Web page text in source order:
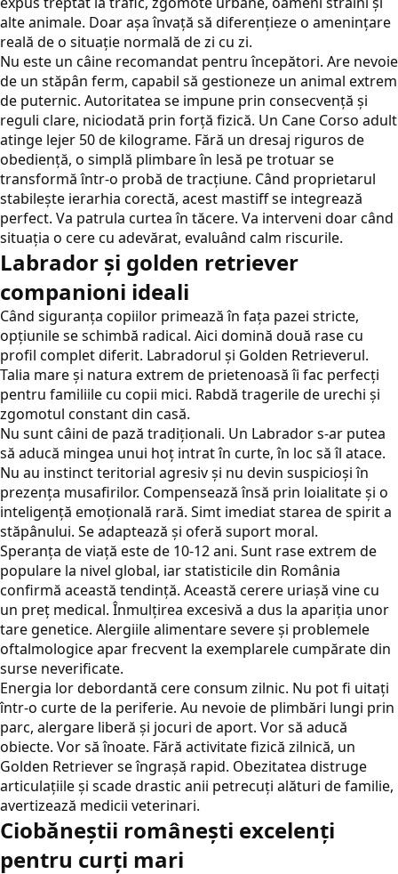
alte animale. Doar așa învață să diferențieze o amenințare
reală de o situație normală de zi cu zi.
Nu este un câine recomandat pentru începători. Are nevoie
de un stăpân ferm, capabil să gestioneze un animal extrem
de puternic. Autoritatea se impune prin consecvență și
reguli clare, niciodată prin forță fizică. Un Cane Corso adult
atinge lejer 50 de kilograme. Fără un dresaj riguros de
obediență, o simplă plimbare în lesă pe trotuar se
transformă într-o probă de tracțiune. Când proprietarul
stabilește ierarhia corectă, acest mastiff se integrează
perfect. Va patrula curtea în tăcere. Va interveni doar când
situația o cere cu adevărat, evaluând calm riscurile.
Labrador și golden retriever
companioni ideali
Când siguranța copiilor primează în fața pazei stricte,
opțiunile se schimbă radical. Aici domină două rase cu
profil complet diferit. Labradorul și Golden Retrieverul.
Talia mare și natura extrem de prietenoasă îi fac perfecți
pentru familiile cu copii mici. Rabdă tragerile de urechi și
zgomotul constant din casă.
Nu sunt câini de pază tradiționali. Un Labrador s-ar putea
să aducă mingea unui hoț intrat în curte, în loc să îl atace.
Nu au instinct teritorial agresiv și nu devin suspicioși în
prezența musafirilor. Compensează însă prin loialitate și o
inteligență emoțională rară. Simt imediat starea de spirit a
stăpânului. Se adaptează și oferă suport moral.
Speranța de viață este de 10-12 ani. Sunt rase extrem de
populare la nivel global, iar statisticile din România
confirmă această tendință. Această cerere uriașă vine cu
un preț medical. Înmulțirea excesivă a dus la apariția unor
tare genetice. Alergiile alimentare severe și problemele
oftalmologice apar frecvent la exemplarele cumpărate din
surse neverificate.
Energia lor debordantă cere consum zilnic. Nu pot fi uitați
într-o curte de la periferie. Au nevoie de plimbări lungi prin
parc, alergare liberă și jocuri de aport. Vor să aducă
obiecte. Vor să înoate. Fără activitate fizică zilnică, un
Golden Retriever se îngrașă rapid. Obezitatea distruge
articulațiile și scade drastic anii petrecuți alături de familie,
avertizează medicii veterinari.
Ciobăneștii românești excelenți
pentru curți mari